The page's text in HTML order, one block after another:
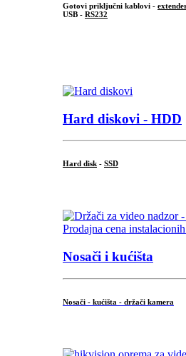
Gotovi priključni kablovi -
USB - RS232
Hard diskovi - HDD
Hard disk - SSD
Nosači i kućišta
Nosači - kućišta - držači kamera